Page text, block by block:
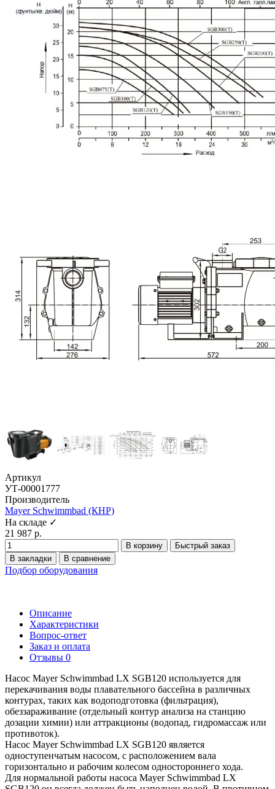
Артикул
УТ-00001777
Производитель
Mayer Schwimmbad (КНР)
На складе ✓
21 987 р.
В корзину
Быстрый заказ
В закладки
В сравнение
Подбор оборудования
Описание
Характеристики
Вопрос-ответ
Заказ и оплата
Отзывы 0
Насос Mayer Schwimmbad LX SGB120 используется для
перекачивания воды плавательного бассейна в различных
контурах, таких как водоподготовка (фильтрация),
обеззараживание (отдельный контур анализа на станцию
дозации химии) или аттракционы (водопад, гидромассаж или
противоток).
Насос Mayer Schwimmbad LX SGB120 является
одноступенчатым насосом, с расположением вала
горизонтально и рабочим колесом одностороннего хода.
Для нормальной работы насоса Mayer Schwimmbad LX